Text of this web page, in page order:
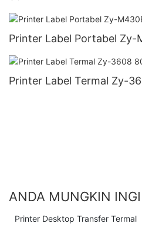
Printer Label Portabel Zy-
Printer Label Termal Zy-
ANDA MUNGKIN
Printer Desktop Transfer Termal